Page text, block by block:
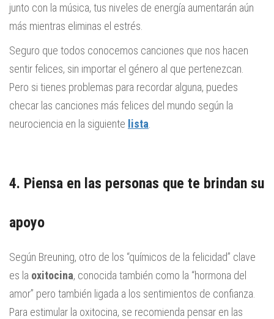
junto con la música, tus niveles de energía aumentarán aún
más mientras eliminas el estrés.
Seguro que todos conocemos canciones que nos hacen
sentir felices, sin importar el género al que pertenezcan.
Pero si tienes problemas para recordar alguna, puedes
checar las canciones más felices del mundo según la
neurociencia en la siguiente lista
4. Piensa en las personas que te brindan su
apoyo
Según Breuning, otro de los “químicos de la felicidad” clave
es la oxitocina, conocida también como la “hormona del
amor” pero también ligada a los sentimientos de confianza.
Para estimular la oxitocina, se recomienda pensar en las